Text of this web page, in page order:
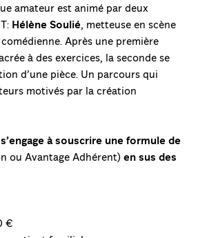
amateur est animé par deux
Hélène Soulié, metteuse en scène
Après une première
à des exercices, la seconde se
d’une pièce. Un parcours qui
motivés par la création
à souscrire une formule de
ou Avantage Adhérent) en sus des
€